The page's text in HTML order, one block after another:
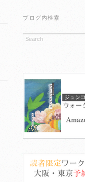
ブログ内検索